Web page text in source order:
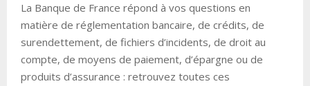
La Banque de France répond à vos questions en
matière de réglementation bancaire, de crédits, de
surendettement, de fichiers d’incidents, de droit au
compte, de moyens de paiement, d’épargne ou de
produits d’assurance : retrouvez toutes ces